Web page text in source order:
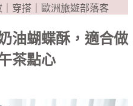
穿搭｜歐洲旅遊部落客
油蝴蝶酥，適合做
茶點心